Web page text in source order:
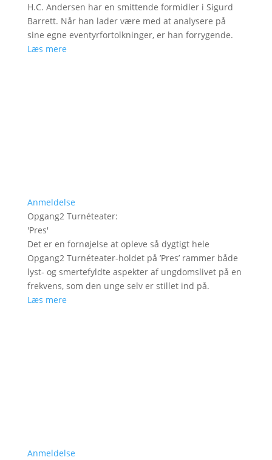
H.C. Andersen har en smittende formidler i Sigurd
Barrett. Når han lader være med at analysere på
sine egne eventyrfortolkninger, er han forrygende.
Læs mere
Anmeldelse
Opgang2 Turnéteater:
'Pres'
Det er en fornøjelse at opleve så dygtigt hele
Opgang2 Turnéteater-holdet på ’Pres’ rammer både
lyst- og smertefyldte aspekter af ungdomslivet på en
frekvens, som den unge selv er stillet ind på.
Læs mere
Anmeldelse